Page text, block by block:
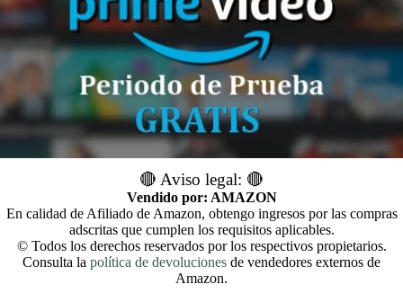
🔴 Aviso legal: 🔴
Vendido por: AMAZON
En calidad de Afiliado de Amazon, obtengo ingresos por las compras
adscritas que cumplen los requisitos aplicables.
© Todos los derechos reservados por los respectivos propietarios.
Consulta la política de devoluciones de vendedores externos de
Amazon.